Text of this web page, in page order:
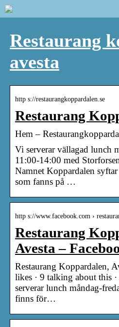
Restaurang
avesta
http s://restaurangkoppardalen.se
Restaurang
Hem –
Vi serverar vällagad lunch
11:00-14:00 med
Namnet Koppardalen
som fanns på …
http s://www.facebook.com ›
Restaurang
Avesta –
Restaurang Koppardalen,
likes · 9 talking about this
serverar lunch måndag-
finns för…